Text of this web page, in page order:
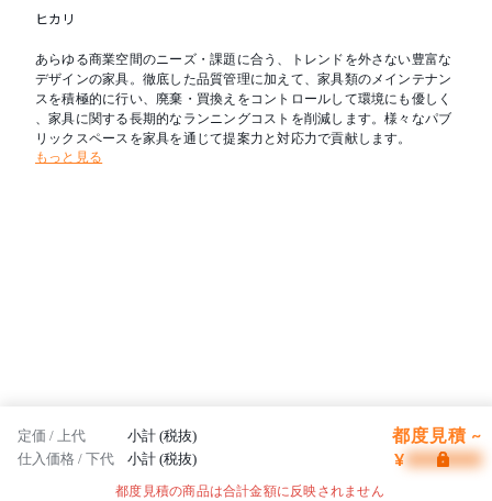
ヒカリ
あらゆる商業空間のニーズ・課題に合う、トレンドを外さない豊富な
デザインの家具。徹底した品質管理に加えて、家具類のメインテナン
スを積極的に行い、廃棄・買換えをコントロールして環境にも優しく
、家具に関する長期的なランニングコストを削減します。様々なパブ
リックスペースを家具を通じて提案力と対応力で貢献します。
もっと見る
定価 / 上代 小計 (税抜) 都度見積 ~
仕入価格 / 下代 小計 (税抜) ¥
都度見積の商品は合計金額に反映されません